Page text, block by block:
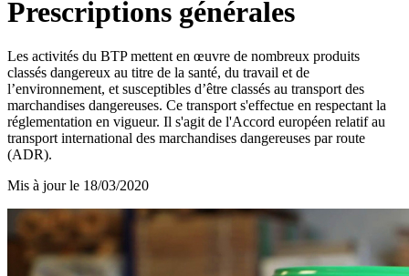
Prescriptions générales
Les activités du BTP mettent en œuvre de nombreux produits
classés dangereux au titre de la santé, du travail et de
l’environnement, et susceptibles d’être classés au transport des
marchandises dangereuses. Ce transport s'effectue en respectant la
réglementation en vigueur. Il s'agit de l'Accord européen relatif au
transport international des marchandises dangereuses par route
(ADR).
Mis à jour le 18/03/2020